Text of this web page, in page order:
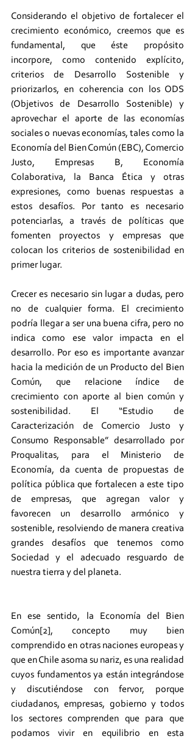
Considerando el objetivo de fortalecer el
crecimiento económico, creemos que es
fundamental, que éste propósito
incorpore, como contenido explícito,
criterios de Desarrollo Sostenible y
priorizarlos, en coherencia con los ODS
(Objetivos de Desarrollo Sostenible) y
aprovechar el aporte de las economías
sociales o nuevas economías, tales como la
Economía del Bien Común (EBC), Comercio
Justo, Empresas B, Economía
Colaborativa, la Banca Ética y otras
expresiones, como buenas respuestas a
estos desafíos. Por tanto es necesario
potenciarlas, a través de políticas que
fomenten proyectos y empresas que
colocan los criterios de sostenibilidad en
primer lugar.
Crecer es necesario sin lugar a dudas, pero
no de cualquier forma. El crecimiento
podría llegar a ser una buena cifra, pero no
indica como ese valor impacta en el
desarrollo. Por eso es importante avanzar
hacia la medición de un Producto del Bien
Común, que relacione índice de
crecimiento con aporte al bien común y
sostenibilidad. El “Estudio de
Caracterización de Comercio Justo y
Consumo Responsable” desarrollado por
Proqualitas, para el Ministerio de
Economía, da cuenta de propuestas de
política pública que fortalecen a este tipo
de empresas, que agregan valor y
favorecen un desarrollo armónico y
sostenible, resolviendo de manera creativa
grandes desafíos que tenemos como
Sociedad y el adecuado resguardo de
nuestra tierra y del planeta.
En ese sentido, la Economía del Bien
Común[2], concepto muy bien
comprendido en otras naciones europeas y
que en Chile asoma su nariz, es una realidad
cuyos fundamentos ya están integrándose
y discutiéndose con fervor, porque
ciudadanos, empresas, gobierno y todos
los sectores comprenden que para que
podamos vivir en equilibrio en esta